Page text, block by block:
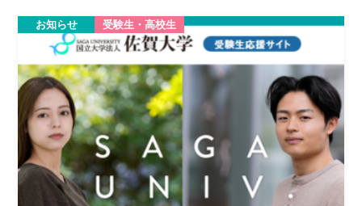
お知らせ 受験生・高校生